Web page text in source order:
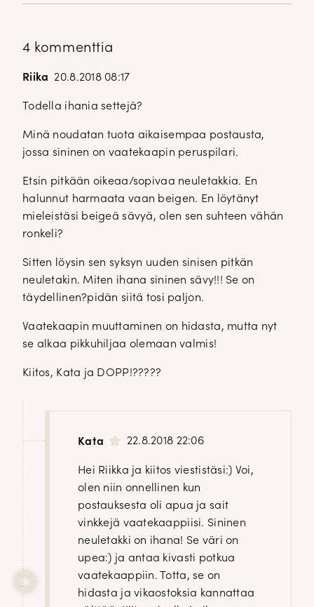
4 kommenttia
Riika 20.8.2018 08:17
Todella ihania settejä?
Minä noudatan tuota aikaisempaa postausta,
jossa sininen on vaatekaapin peruspilari.
Etsin pitkään oikeaa/sopivaa neuletakkia. En
halunnut harmaata vaan beigen. En löytänyt
mieleistäsi beigeä sävyä, olen sen suhteen vähän
ronkeli?
Sitten löysin sen syksyn uuden sinisen pitkän
neuletakin. Miten ihana sininen sävy!!! Se on
täydellinen?pidän siitä tosi paljon.
Vaatekaapin muuttaminen on hidasta, mutta nyt
se alkaa pikkuhiljaa olemaan valmis!
Kiitos, Kata ja DOPP!?????
Kata 22.8.2018 22:06
Hei Riikka ja kiitos viestistäsi:) Voi,
olen niin onnellinen kun
postauksesta oli apua ja sait
vinkkejä vaatekaappiisi. Sininen
neuletakki on ihana! Se väri on
upea:) ja antaa kivasti potkua
vaatekaappiin. Totta, se on
hidasta ja vikaostoksia kannattaa